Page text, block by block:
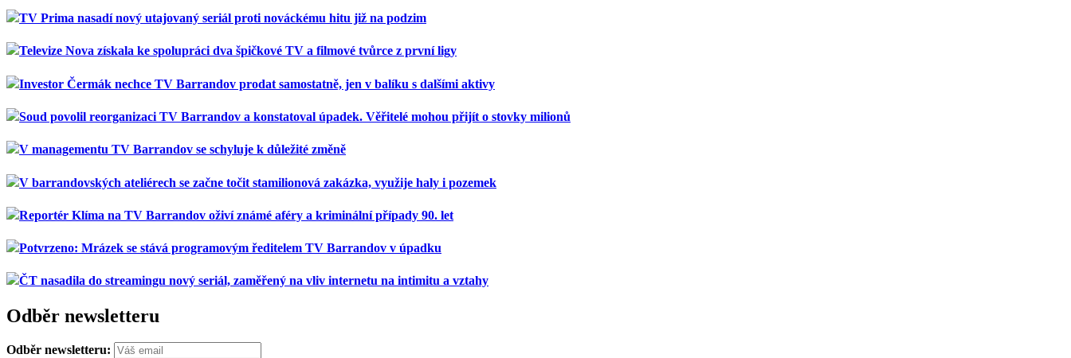
TV Prima nasadí nový utajovaný seriál proti nováckému hitu již na podzim
Televize Nova získala ke spolupráci dva špičkové TV a filmové tvůrce z první ligy
Investor Čermák nechce TV Barrandov prodat samostatně, jen v balíku s dalšími aktivy
Soud povolil reorganizaci TV Barrandov a konstatoval úpadek. Věřitelé mohou přijít o stovky milionů
V managementu TV Barrandov se schyluje k důležité změně
V barrandovských ateliérech se začne točit stamilionová zakázka, využije haly i pozemek
Reportér Klíma na TV Barrandov oživí známé aféry a kriminální případy 90. let
Potvrzeno: Mrázek se stává programovým ředitelem TV Barrandov v úpadku
ČT nasadila do streamingu nový seriál, zaměřený na vliv internetu na intimitu a vztahy
Odběr newsletteru
Odběr newsletteru: